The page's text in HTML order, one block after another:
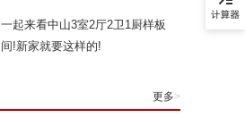
一起来看中山3室2厅2卫1厨样板
间!新家就要这样的!
更多>